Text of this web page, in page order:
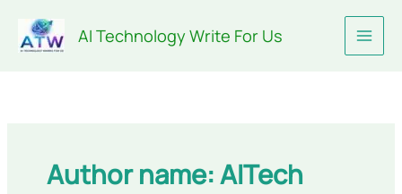
content
AI Technology Write For Us
Author name: AITech